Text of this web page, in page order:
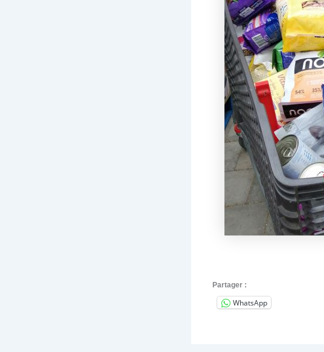
Partager :
WhatsApp